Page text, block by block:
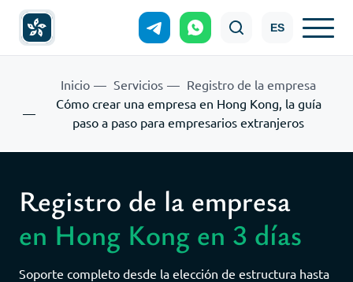
ES
Inicio Servicios
Registro de la empresa
Cómo crear una empresa en Hong Kong, la guía
paso a paso para empresarios extranjeros
Registro de la empresa
en Hong Kong en 3 días
Soporte completo desde la elección de estructura hasta